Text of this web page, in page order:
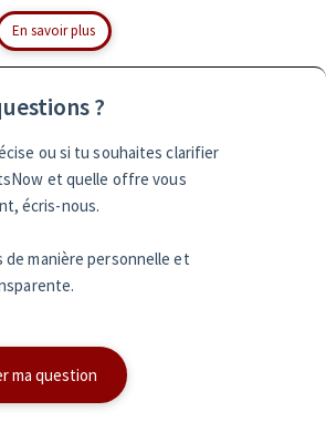
En savoir plus
?
ou si tu souhaites clarifier
et quelle offre vous
écris-nous.
manière personnelle et
ma question